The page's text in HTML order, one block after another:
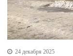
24 декабря 2025